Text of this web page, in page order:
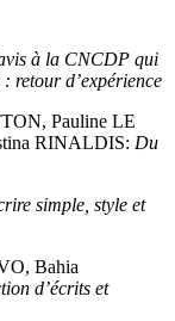
à la CNCDP qui
retour d’expérience
Pauline LE
RINALDIS: Du
simple, style et
Bahia
d’écrits et